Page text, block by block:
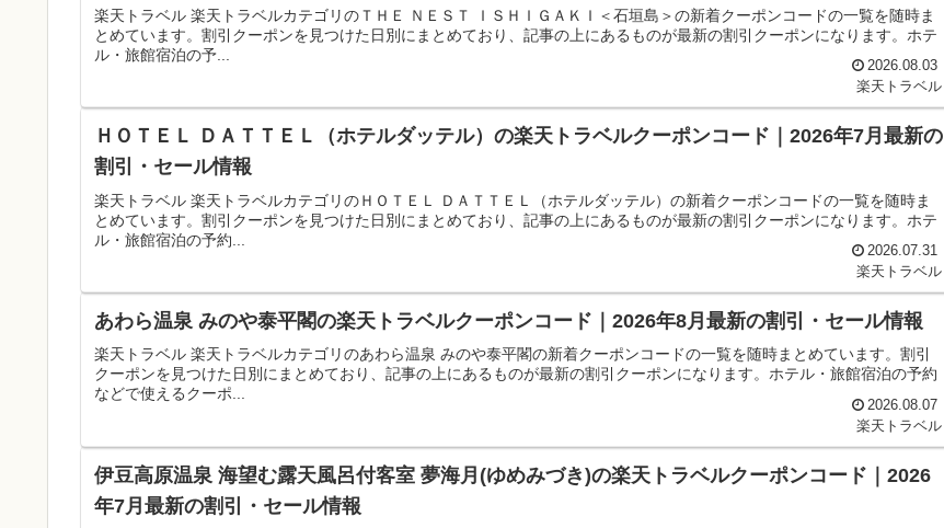
楽天トラベル 楽天トラベルカテゴリのＴＨＥ ＮＥＳＴ ＩＳＨＩＧＡＫＩ＜石垣島＞の新着クーポンコードの一覧を随時ま
とめています。割引クーポンを見つけた日別にまとめており、記事の上にあるものが最新の割引クーポンになります。ホテ
ル・旅館宿泊の予...
2026.08.03
楽天トラベル
ＨＯＴＥＬ ＤＡＴＴＥＬ（ホテルダッテル）の楽天トラベルクーポンコード｜2026年7月最新の
割引・セール情報
楽天トラベル 楽天トラベルカテゴリのＨＯＴＥＬ ＤＡＴＴＥＬ（ホテルダッテル）の新着クーポンコードの一覧を随時ま
とめています。割引クーポンを見つけた日別にまとめており、記事の上にあるものが最新の割引クーポンになります。ホテ
ル・旅館宿泊の予約...
2026.07.31
楽天トラベル
あわら温泉 みのや泰平閣の楽天トラベルクーポンコード｜2026年8月最新の割引・セール情報
楽天トラベル 楽天トラベルカテゴリのあわら温泉 みのや泰平閣の新着クーポンコードの一覧を随時まとめています。割引
クーポンを見つけた日別にまとめており、記事の上にあるものが最新の割引クーポンになります。ホテル・旅館宿泊の予約
などで使えるクーポ...
2026.08.07
楽天トラベル
伊豆高原温泉 海望む露天風呂付客室 夢海月(ゆめみづき)の楽天トラベルクーポンコード｜2026
年7月最新の割引・セール情報